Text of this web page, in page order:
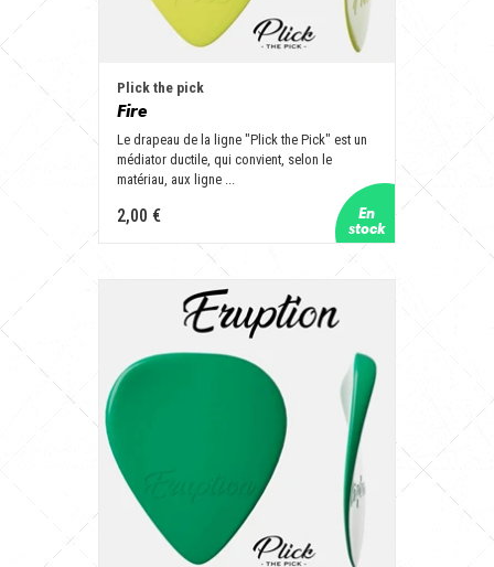
Plick the pick
Fire
Le drapeau de la ligne "Plick the Pick" est un
médiator ductile, qui convient, selon le
matériau, aux ligne ...
2,00 €